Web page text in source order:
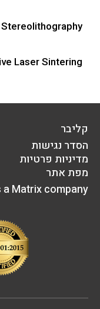
Stereolithography
Laser Sintering
קליבר
הסדר נגישות
מדיניות פרטיות
מפת אתר
a Matrix company